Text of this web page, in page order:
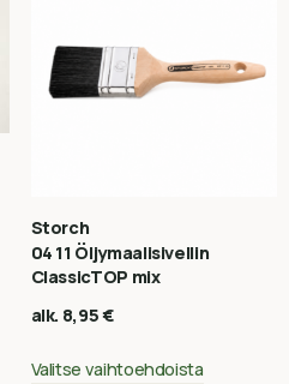
Storch
04 11 Öljymaalisivellin
ClassicTOP mix
alk. 8,95€
Valitse vaihtoehdoista